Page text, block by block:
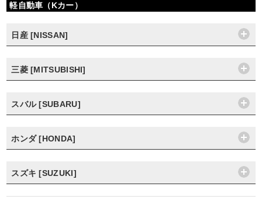
軽自動車（Kカー）
日産 [NISSAN]
三菱 [MITSUBISHI]
スバル [SUBARU]
ホンダ [HONDA]
スズキ [SUZUKI]